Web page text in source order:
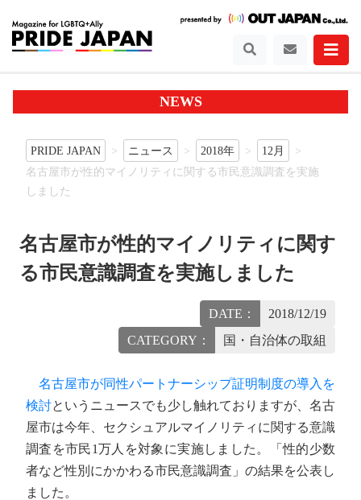
NEWS
PRIDE JAPAN ニュース 2018年
12月
名古屋市が性的マイノリティに関する市民意識調査を実施
しました
名古屋市が性的マイノリティに関す
る市民意識調査を実施しました
DATE：
2018/12/19
CATEGORY：
国・自治体の取組
名古屋市が同性パートナーシップ証明制度の導入を
検討というニュースでも少し触れておりますが、名古
屋市は今年、セクシュアルマイノリティに関する意識
調査を市民1万人を対象に実施しました。「性的少数
者など性別にかかわる市民意識調査」の結果を公表し
ました。